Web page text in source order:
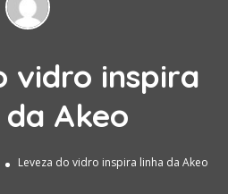
vidro inspira
Akeo
Leveza do vidro inspira linha da Akeo